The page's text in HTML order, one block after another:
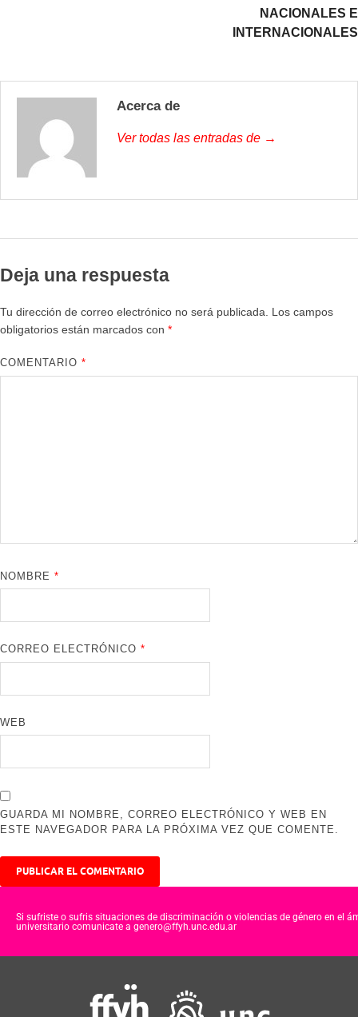
NACIONALES E
INTERNACIONALES
Acerca de
Ver todas las entradas de →
Deja una respuesta
Tu dirección de correo electrónico no será publicada. Los campos
obligatorios están marcados con *
COMENTARIO*
NOMBRE*
CORREO ELECTRÓNICO*
WEB
GUARDA MI NOMBRE, CORREO ELECTRÓNICO Y WEB EN
ESTE NAVEGADOR PARA LA PRÓXIMA VEZ QUE COMENTE.
Si sufriste o sufris situaciones de discriminación o violencias de género en el
universitario comunicate a genero@ffyh.unc.edu.ar